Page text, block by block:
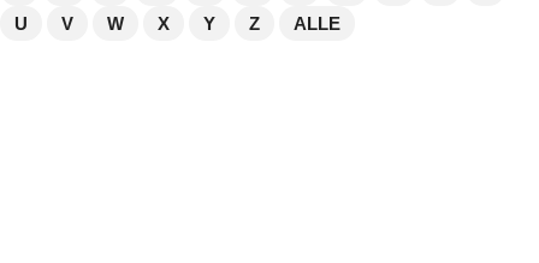
U
V W X Y Z ALLE